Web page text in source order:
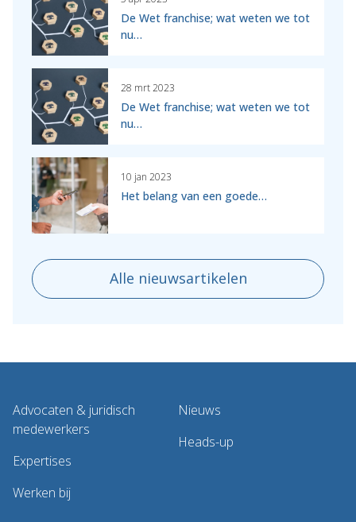
De Wet franchise; wat weten we tot
nu…
28 mrt 2023
De Wet franchise; wat weten we tot
nu…
10 jan 2023
Het belang van een goede…
Alle nieuwsartikelen
Advocaten & juridisch
medewerkers
Expertises
Werken bij
Nieuws
Heads-up